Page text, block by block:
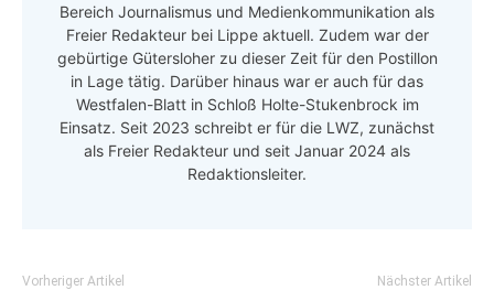
Bereich Journalismus und Medienkommunikation als
Freier Redakteur bei Lippe aktuell. Zudem war der
gebürtige Gütersloher zu dieser Zeit für den Postillon
in Lage tätig. Darüber hinaus war er auch für das
Westfalen-Blatt in Schloß Holte-Stukenbrock im
Einsatz. Seit 2023 schreibt er für die LWZ, zunächst
als Freier Redakteur und seit Januar 2024 als
Redaktionsleiter.
Vorheriger Artikel Nächster Artikel